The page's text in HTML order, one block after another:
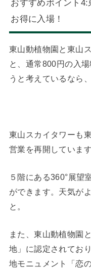
おすすめポイント
お得に入場！
東山動植物園と東山
と、通常800円の入
うと考えているなら
東山スカイタワーも
営業を再開しています
５階にある360°展望
ができます。天気が
と。
また、東山動植物園
地」に認定されてお
地モニュメント「恋